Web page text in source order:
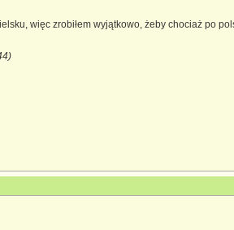
więc zrobiłem wyjątkowo, żeby chociaż po